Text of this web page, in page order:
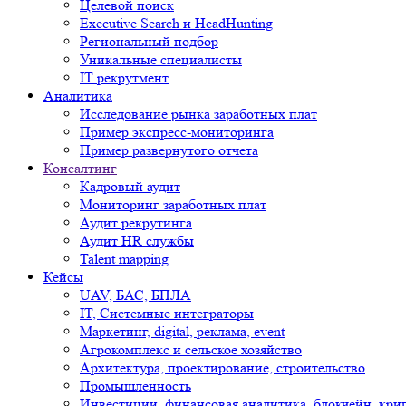
Целевой поиск
Executive Search и HeadHunting
Региональный подбор
Уникальные специалисты
IT рекрутмент
Аналитика
Исследование рынка заработных плат
Пример экспресс-мониторинга
Пример развернутого отчета
Консалтинг
Кадровый аудит
Мониторинг заработных плат
Аудит рекрутинга
Аудит HR службы
Talent mapping
Кейсы
UAV, БАС, БПЛА
IT, Системные интеграторы
Маркетинг, digital, реклама, event
Агрокомплекс и сельское хозяйство
Архитектура, проектирование, строительство
Промышленность